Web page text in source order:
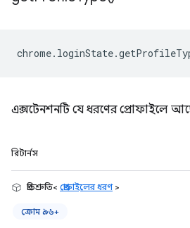
chrome. loginState.
এক্সটেনশনটি যে ধরণের প্রোফাইলে
রিটার্নস
প্রতিশ্রুতি< প্রোফাইলের ধরণ>
ক্রোম ৯৬+